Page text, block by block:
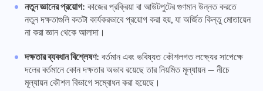
নতুন জ্ঞানের প্রয়োগ: কাজের প্রক্রিয়া বা আউটপুটের গুণমান উন্নত করতে
নতুন দক্ষতাগুলি কতটা কার্যকরভাবে প্রয়োগ করা হয়, যা অর্জিত কিন্তু মোতায়েন
না করা জ্ঞান থেকে আলাদা।
দক্ষতার ব্যবধান বিশ্লেষণ: বর্তমান এবং ভবিষ্যত কৌশলগত লক্ষ্যের সাপেক্ষে
দলের বর্তমানে কোন দক্ষতার অভাব রয়েছে তার নিয়মিত মূল্যায়ন — নীচে
মূল্যায়ন কৌশল বিভাগে সম্বোধন করা হয়েছে।